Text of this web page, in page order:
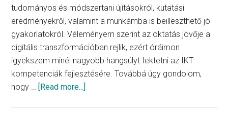
tudományos és módszertani újításokról, kutatási
eredményekről, valamint a munkámba is beilleszthető jó
gyakorlatokról. Véleményem szerint az oktatás jövője a
digitális transzformációban rejlik, ezért óráimon
igyekszem minél nagyobb hangsúlyt fektetni az IKT
kompetenciák fejlesztésére. Továbbá úgy gondolom,
hogy … [Read more...]